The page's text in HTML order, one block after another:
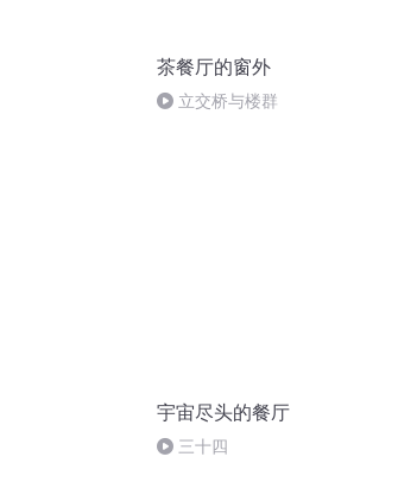
茶餐厅的窗外
立交桥与楼群
宇宙尽头的餐厅
三十四